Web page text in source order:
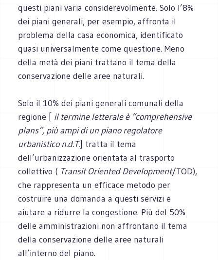
questi piani varia considerevolmente. Solo l’8%
dei piani generali, per esempio, affronta il
problema della casa economica, identificato
quasi universalmente come questione. Meno
della metà dei piani trattano il tema della
conservazione delle aree naturali.
Solo il 10% dei piani generali comunali della
regione [ il termine letterale è “comprehensive
plans”, più ampi di un piano regolatore
urbanistico n.d.T.] tratta il tema
dell’urbanizzazione orientata al trasporto
collettivo ( Transit Oriented Development/TOD),
che rappresenta un efficace metodo per
costruire una domanda a questi servizi e
aiutare a ridurre la congestione. Più del 50%
delle amministrazioni non affrontano il tema
della conservazione delle aree naturali
all’interno del piano.